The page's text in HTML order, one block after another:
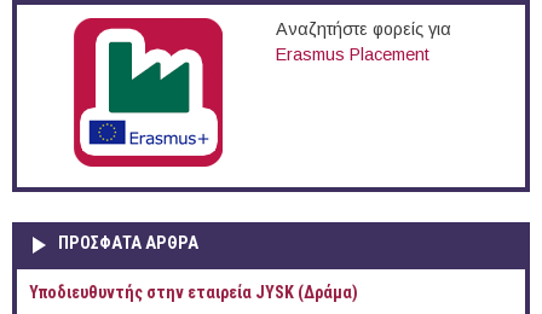
Αναζητήστε φορείς για
Erasmus Placement
ΠΡOΣΦΑΤΑ AΡΘΡΑ
Υποδιευθυντής στην εταιρεία JYSK (Δράμα)